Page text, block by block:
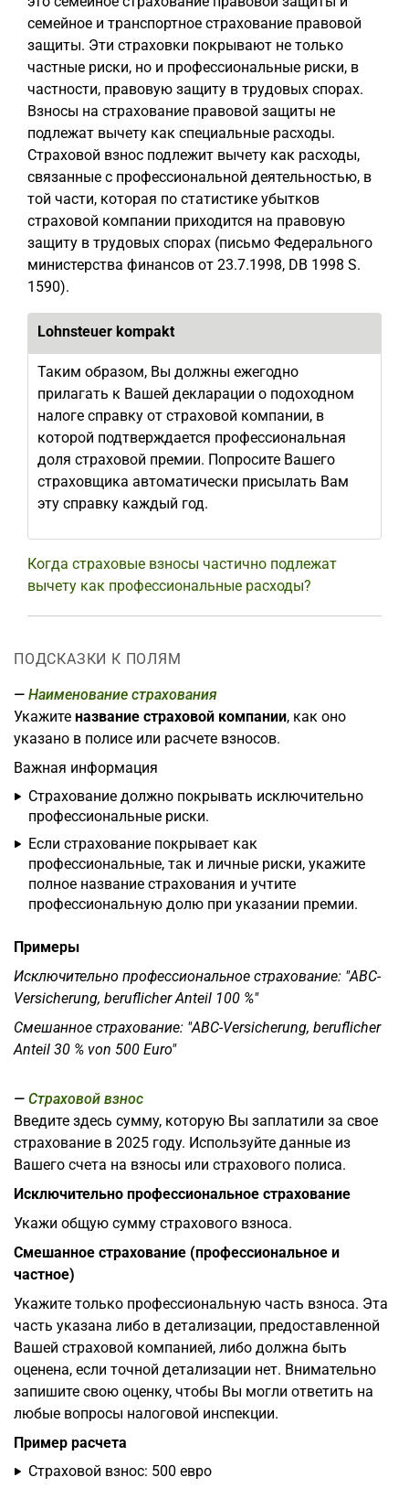
семейное и транспортное страхование правовой
защиты. Эти страховки покрывают не только
частные риски, но и профессиональные риски, в
частности, правовую защиту в трудовых спорах.
Взносы на страхование правовой защиты не
подлежат вычету как специальные расходы.
Страховой взнос подлежит вычету как расходы,
связанные с профессиональной деятельностью, в
той части, которая по статистике убытков
страховой компании приходится на правовую
защиту в трудовых спорах (письмо Федерального
министерства финансов от 23.7.1998, DB 1998 S.
1590).
Lohnsteuer kompakt
Таким образом, Вы должны ежегодно
прилагать к Вашей декларации о подоходном
налоге справку от страховой компании, в
которой подтверждается профессиональная
доля страховой премии. Попросите Вашего
страховщика автоматически присылать Вам
эту справку каждый год.
Когда страховые взносы частично подлежат
вычету как профессиональные расходы?
ПОДСКАЗКИ К ПОЛЯМ
Наименование страхования
Укажите название страховой компании, как оно
указано в полисе или расчете взносов.
Важная информация
Страхование должно покрывать исключительно
профессиональные риски.
Если страхование покрывает как
профессиональные, так и личные риски, укажите
полное название страхования и учтите
профессиональную долю при указании премии.
Примеры
Исключительно профессиональное страхование: "ABC-
Versicherung, beruflicher Anteil 100 %"
Смешанное страхование: "ABC-Versicherung, beruflicher
Anteil 30 % von 500 Euro"
Страховой взнос
Введите здесь сумму, которую Вы заплатили за свое
страхование в 2025 году. Используйте данные из
Вашего счета на взносы или страхового полиса.
Исключительно профессиональное страхование
Укажи общую сумму страхового взноса.
Смешанное страхование (профессиональное и
частное)
Укажите только профессиональную часть взноса. Эта
часть указана либо в детализации, предоставленной
Вашей страховой компанией, либо должна быть
оценена, если точной детализации нет. Внимательно
запишите свою оценку, чтобы Вы могли ответить на
любые вопросы налоговой инспекции.
Пример расчета
Страховой взнос: 500 евро